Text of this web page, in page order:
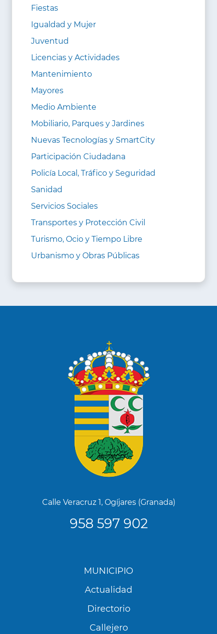
Fiestas
Igualdad y Mujer
Juventud
Licencias y Actividades
Mantenimiento
Mayores
Medio Ambiente
Mobiliario, Parques y Jardines
Nuevas Tecnologías y SmartCity
Participación Ciudadana
Policía Local, Tráfico y Seguridad
Sanidad
Servicios Sociales
Transportes y Protección Civil
Turismo, Ocio y Tiempo Libre
Urbanismo y Obras Públicas
Calle Veracruz 1, Ogíjares (Granada)
958 597 902
MUNICIPIO
Actualidad
Directorio
Callejero